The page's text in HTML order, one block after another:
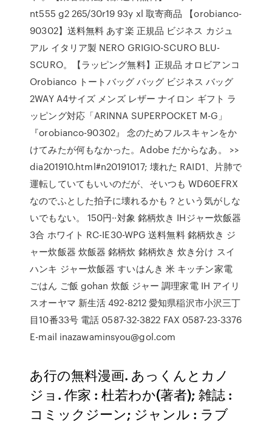
nt555 g2 265/30r19 93y xl 取寄商品 【orobianco-
90302】送料無料 あす楽 正規品 ビジネス カジュ
アル イタリア製 NERO GRIGIO-SCURO BLU-
SCURO。【ラッピング無料】正規品 オロビアンコ
Orobianco トートバッグ バッグ ビジネス バッグ
2WAY A4サイズ メンズ レザー ナイロン ギフト ラ
ッピング対応「ARINNA SUPERPOCKET M-G」
『orobianco-90302』 念のためフルスキャンをか
けてみたが何もなかった。Adobe だからなあ。 >>
dia201910.html#n20191017; 壊れた RAID1、片肺で
運転していてもいいのだが、そいつも WD60EFRX
なのでふとした拍子に壊れるかも？という気がしな
いでもない。 150円··対象 銘柄炊き IHジャー炊飯器
3合 ホワイト RC-IE30-WPG 送料無料 銘柄炊き ジ
ャー炊飯器 炊飯器 銘柄炊 銘柄炊き 炊き分け スイ
ハンキ ジャー炊飯器 すいはんき 米 キッチン家電
ごはん ご飯 gohan 炊飯 ジャー 調理家電 IH アイリ
スオーヤマ 新生活 492-8212 愛知県稲沢市小沢三丁
目10番33号 電話 0587-32-3822 FAX 0587-23-3376
E-mail inazawaminsyou@gol.com
あ行の無料漫画. あっくんとカノ
ジョ. 作家 : 杜若わか(著者); 雑誌 :
コミックジーン; ジャンル : ラブ